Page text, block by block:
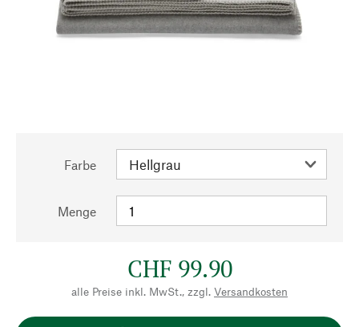
Farbe
Menge
CHF 99.90
alle Preise inkl. MwSt., zzgl. Versandkosten